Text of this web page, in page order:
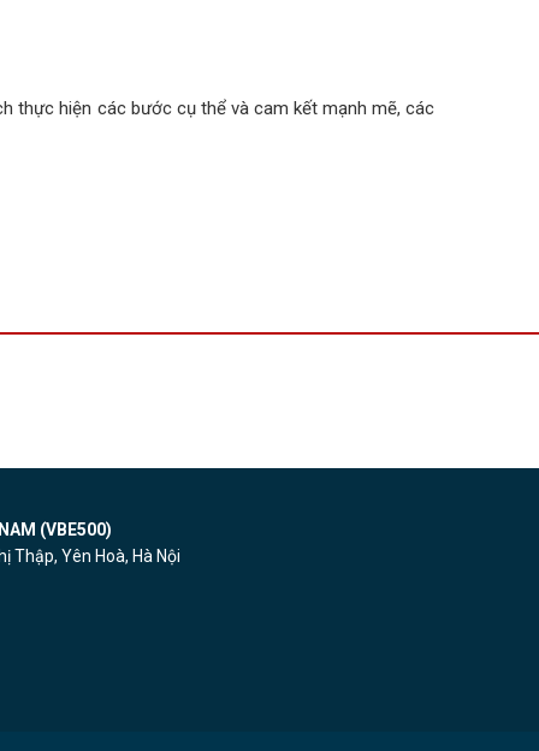
thực hiện các bước cụ thể và cam kết mạnh mẽ, các
(VBE500)
Thập, Yên Hoà, Hà Nội